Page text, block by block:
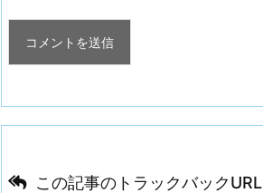
この記事のトラックバックURL